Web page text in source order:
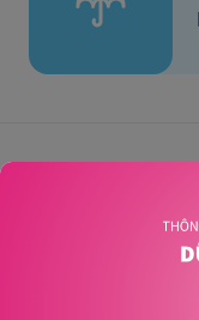
Gọi cho
024